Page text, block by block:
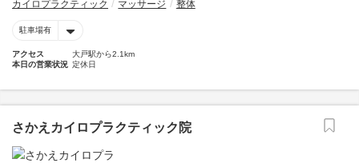
カイロプラクティック マッサージ 整体
駐車場有
アクセス
大戸駅から2.1km
本日の営業状況 定休日
さかえカイロプラクティック院